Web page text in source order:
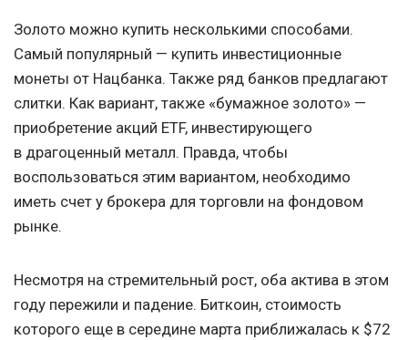
Золото можно купить несколькими способами.
Самый популярный — купить инвестиционные
монеты от Нацбанка. Также ряд банков предлагают
слитки. Как вариант, также «бумажное золото» —
приобретение акций ETF, инвестирующего
в драгоценный металл. Правда, чтобы
воспользоваться этим вариантом, необходимо
иметь счет у брокера для торговли на фондовом
рынке.
Несмотря на стремительный рост, оба актива в этом
году пережили и падение. Биткоин, стоимость
которого еще в середине марта приближалась к $72